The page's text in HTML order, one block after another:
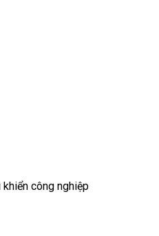
công nghiệp